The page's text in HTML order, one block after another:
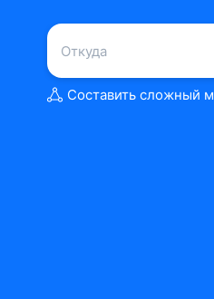
Составить сложный